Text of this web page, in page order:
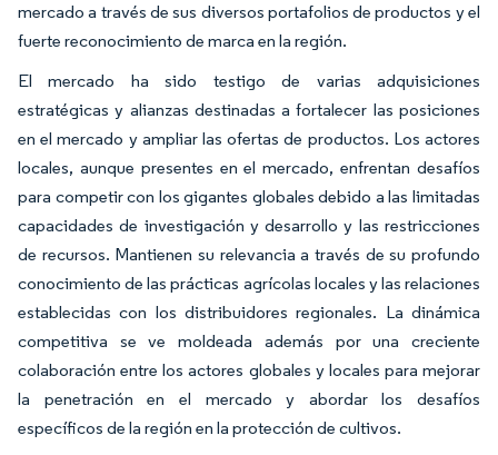
mercado a través de sus diversos portafolios de productos y el
fuerte reconocimiento de marca en la región.
El mercado ha sido testigo de varias adquisiciones
estratégicas y alianzas destinadas a fortalecer las posiciones
en el mercado y ampliar las ofertas de productos. Los actores
locales, aunque presentes en el mercado, enfrentan desafíos
para competir con los gigantes globales debido a las limitadas
capacidades de investigación y desarrollo y las restricciones
de recursos. Mantienen su relevancia a través de su profundo
conocimiento de las prácticas agrícolas locales y las relaciones
establecidas con los distribuidores regionales. La dinámica
competitiva se ve moldeada además por una creciente
colaboración entre los actores globales y locales para mejorar
la penetración en el mercado y abordar los desafíos
específicos de la región en la protección de cultivos.